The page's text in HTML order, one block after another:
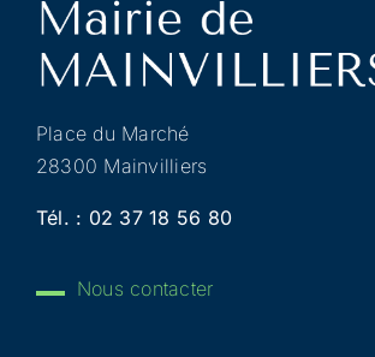
Place du Marché
28300 Mainvilliers
Tél. : 02 37 18 56 80
Nous contacter